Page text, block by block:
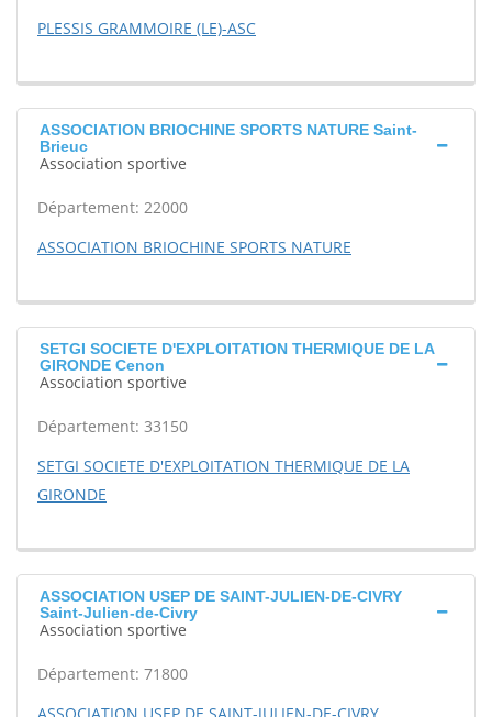
PLESSIS GRAMMOIRE (LE)-ASC
ASSOCIATION BRIOCHINE SPORTS NATURE Saint-
Brieuc
Association sportive
Département: 22000
ASSOCIATION BRIOCHINE SPORTS NATURE
SETGI SOCIETE D'EXPLOITATION THERMIQUE DE LA
GIRONDE Cenon
Association sportive
Département: 33150
SETGI SOCIETE D'EXPLOITATION THERMIQUE DE LA
GIRONDE
ASSOCIATION USEP DE SAINT-JULIEN-DE-CIVRY
Saint-Julien-de-Civry
Association sportive
Département: 71800